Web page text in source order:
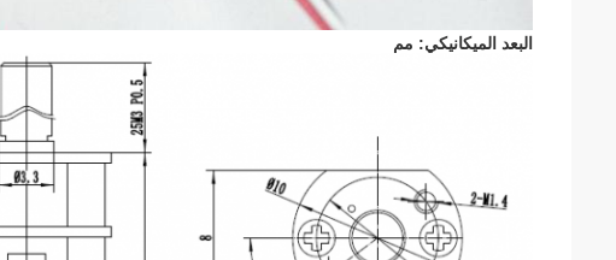
البعد الميكانيكي: مم